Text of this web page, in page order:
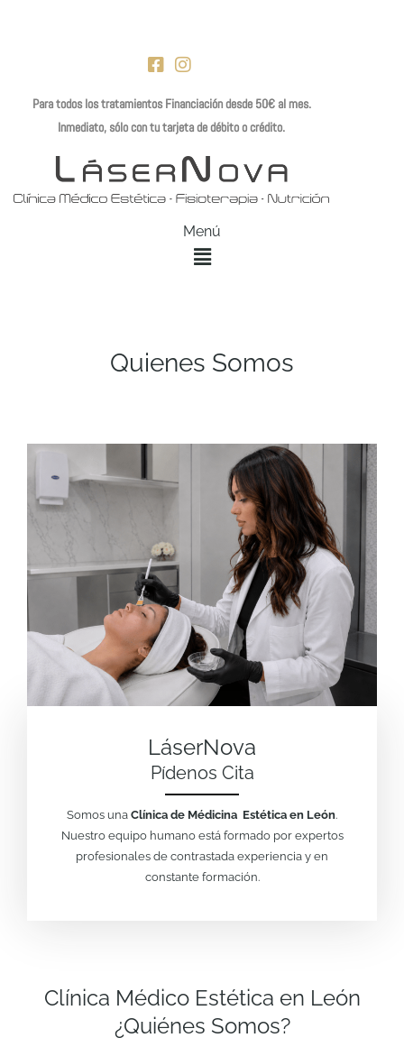
Para todos los tratamientos Financiación desde 50€ al mes.
Inmediato, sólo con tu tarjeta de débito o crédito.
Menú
Quienes Somos
LáserNova
Pídenos Cita
Somos una Clínica de Médicina Estética en León.
Nuestro equipo humano está formado por expertos
profesionales de contrastada experiencia y en
constante formación.
Clínica Médico Estética en León
¿Quiénes Somos?